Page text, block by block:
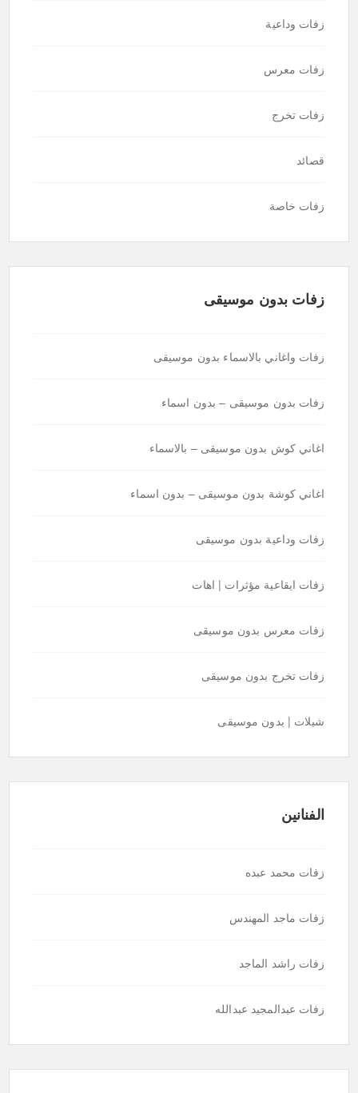
زفات وداعية
زفات معرس
زفات تخرج
قصائد
زفات خاصة
زفات بدون موسيقى
زفات واغاني بالاسماء بدون موسيقى
زفات بدون موسيقى – بدون اسماء
اغاني كوش بدون موسيقى – بالاسماء
اغاني كوشة بدون موسيقى – بدون اسماء
زفات وداعية بدون موسيقى
زفات ايقاعية مؤثرات | اهات
زفات معرس بدون موسيقى
زفات تخرج بدون موسيقى
شيلات | بدون موسيقى
الفنانين
زفات محمد عبده
زفات ماجد المهندس
زفات راشد الماجد
زفات عبدالمجيد عبدالله